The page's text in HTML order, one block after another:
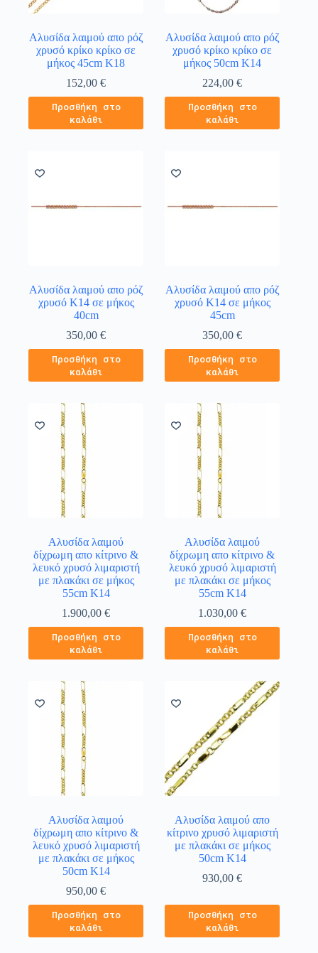
Αλυσίδα λαιμού απο ρόζ
χρυσό κρίκο κρίκο σε
μήκος 45cm Κ18
152,00€
Προσθήκη στο
καλάθι
Αλυσίδα λαιμού απο ρόζ
χρυσό κρίκο κρίκο σε
μήκος 50cm Κ14
224,00€
Προσθήκη στο
καλάθι
Αλυσίδα λαιμού απο ρόζ
χρυσό Κ14 σε μήκος
40cm
350,00€
Προσθήκη στο
καλάθι
Αλυσίδα λαιμού απο ρόζ
χρυσό Κ14 σε μήκος
45cm
350,00€
Προσθήκη στο
καλάθι
Αλυσίδα λαιμού
δίχρωμη απο κίτρινο &
λευκό χρυσό λιμαριστή
με πλακάκι σε μήκος
55cm Κ14
1.900,00€
Προσθήκη στο
καλάθι
Αλυσίδα λαιμού
δίχρωμη απο κίτρινο &
λευκό χρυσό λιμαριστή
με πλακάκι σε μήκος
55cm Κ14
1.030,00€
Προσθήκη στο
καλάθι
Αλυσίδα λαιμού
δίχρωμη απο κίτρινο &
λευκό χρυσό λιμαριστή
με πλακάκι σε μήκος
50cm Κ14
950,00€
Προσθήκη στο
καλάθι
Αλυσίδα λαιμού απο
κίτρινο χρυσό λιμαριστή
με πλακάκι σε μήκος
50cm Κ14
930,00€
Προσθήκη στο
καλάθι